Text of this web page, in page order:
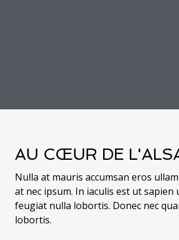
AU CŒUR DE
Nulla at mauris accumsan eros
at nec ipsum. In iaculis est ut sapien
feugiat nulla lobortis. Donec nec
lobortis.